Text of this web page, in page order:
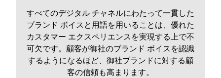
すべてのデジタル チャネルにわたって一貫した
ブランド ボイスと用語を用いることは、優れた
カスタマー エクスペリエンスを実現する上で不
可欠です。顧客が御社のブランド ボイスを認識
するようになるほど、御社ブランドに対する顧
客の信頼も高まります。